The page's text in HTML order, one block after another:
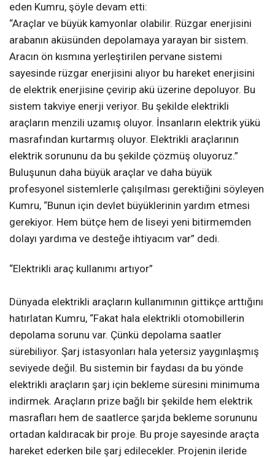
eden Kumru, şöyle devam etti:
“Araçlar ve büyük kamyonlar olabilir. Rüzgar enerjisini
arabanın aküsünden depolamaya yarayan bir sistem.
Aracın ön kısmına yerleştirilen pervane sistemi
sayesinde rüzgar enerjisini alıyor bu hareket enerjisini
de elektrik enerjisine çevirip akü üzerine depoluyor. Bu
sistem takviye enerji veriyor. Bu şekilde elektrikli
araçların menzili uzamış oluyor. İnsanların elektrik yükü
masrafından kurtarmış oluyor. Elektrikli araçlarının
elektrik sorununu da bu şekilde çözmüş oluyoruz.”
Buluşunun daha büyük araçlar ve daha büyük
profesyonel sistemlerle çalışılması gerektiğini söyleyen
Kumru, “Bunun için devlet büyüklerinin yardım etmesi
gerekiyor. Hem bütçe hem de liseyi yeni bitirmemden
dolayı yardıma ve desteğe ihtiyacım var” dedi.
“Elektrikli araç kullanımı artıyor”
Dünyada elektrikli araçların kullanımının gittikçe arttığını
hatırlatan Kumru, “Fakat hala elektrikli otomobillerin
depolama sorunu var. Çünkü depolama saatler
sürebiliyor. Şarj istasyonları hala yetersiz yaygınlaşmış
seviyede değil. Bu sistemin bir faydası da bu yönde
elektrikli araçların şarj için bekleme süresini minimuma
indirmek. Araçların prize bağlı bir şekilde hem elektrik
masrafları hem de saatlerce şarjda bekleme sorununu
ortadan kaldıracak bir proje. Bu proje sayesinde araçta
hareket ederken bile şarj edilecekler. Projenin ileride